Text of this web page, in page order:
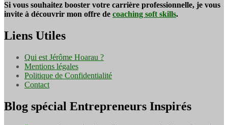
Si vous souhaitez booster votre carrière professionnelle, je vous
invite à découvrir mon offre de coaching soft skills.
Liens Utiles
Qui est Jérôme Hoarau ?
Mentions légales
Politique de Confidentialité
Contact
Blog spécial Entrepreneurs Inspirés